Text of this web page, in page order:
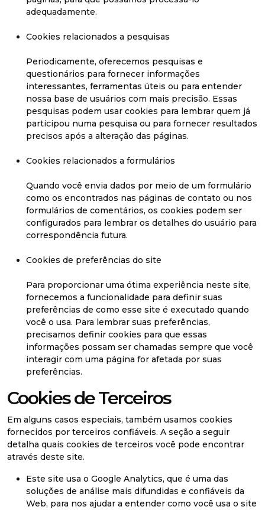
adequadamente.
Cookies relacionados a pesquisas
Periodicamente, oferecemos pesquisas e
questionários para fornecer informações
interessantes, ferramentas úteis ou para entender
nossa base de usuários com mais precisão. Essas
pesquisas podem usar cookies para lembrar quem já
participou numa pesquisa ou para fornecer resultados
precisos após a alteração das páginas.
Cookies relacionados a formulários
Quando você envia dados por meio de um formulário
como os encontrados nas páginas de contato ou nos
formulários de comentários, os cookies podem ser
configurados para lembrar os detalhes do usuário para
correspondência futura.
Cookies de preferências do site
Para proporcionar uma ótima experiência neste site,
fornecemos a funcionalidade para definir suas
preferências de como esse site é executado quando
você o usa. Para lembrar suas preferências,
precisamos definir cookies para que essas
informações possam ser chamadas sempre que você
interagir com uma página for afetada por suas
preferências.
Cookies de Terceiros
Em alguns casos especiais, também usamos cookies
fornecidos por terceiros confiáveis. A seção a seguir
detalha quais cookies de terceiros você pode encontrar
através deste site.
Este site usa o Google Analytics, que é uma das
soluções de análise mais difundidas e confiáveis ​​da
Web, para nos ajudar a entender como você usa o site